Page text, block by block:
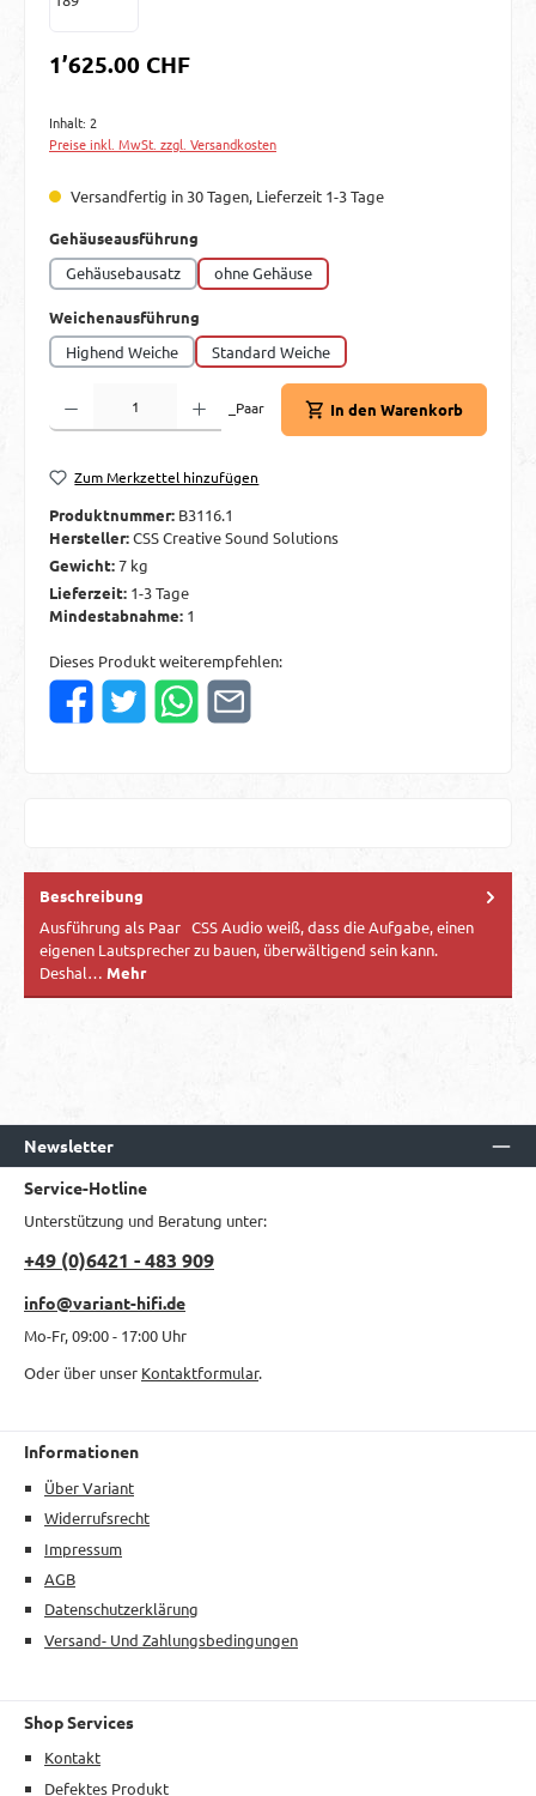
Regulärer Preis:
1’625.00 CHF
Inhalt: 2
Preise inkl. MwSt. zzgl. Versandkosten
Versandfertig in 30 Tagen, Lieferzeit 1-3 Tage
Gehäuseausführung
Gehäusebausatz
ohne Gehäuse
Weichenausführung
Highend Weiche
Standard Weiche
Produkt Anzahl: Gib den gewünschten Wert ein oder benutze die Schaltflächen
_Paar
In den Warenkorb
Zum Merkzettel hinzufügen
Produktnummer: B3116.1
Hersteller:CSS Creative Sound Solutions
Gewicht:7 kg
Lieferzeit: 1-3 Tage
Mindestabnahme: 1
Dieses Produkt weiterempfehlen:
Beschreibung
Ausführung als Paar CSS Audio weiß, dass die Aufgabe, einen
eigenen Lautsprecher zu bauen, überwältigend sein kann.
Deshal… Mehr
Newsletter
Service-Hotline
Unterstützung und Beratung unter:
+49 (0)6421 - 483 909
info@variant-hifi.de
Mo-Fr, 09:00 - 17:00 Uhr
Oder über unser Kontaktformular.
Informationen
Über Variant
Widerrufsrecht
Impressum
AGB
Datenschutzerklärung
Versand- Und Zahlungsbedingungen
Shop Services
Kontakt
Defektes Produkt